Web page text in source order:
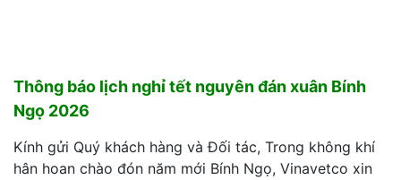
Thông báo lịch nghỉ tết nguyên đán xuân Bính
Ngọ 2026
Kính gửi Quý khách hàng và Đối tác, Trong không khí
hân hoan chào đón năm mới Bính Ngọ, Vinavetco xin